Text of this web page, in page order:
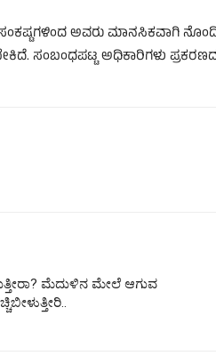
ಅವರು ಮಾನಸಿಕವಾಗಿ
ಸಂಬಂಧಪಟ್ಟ ಅಧಿಕಾರಿಗಳು ಪ್ರಕರಣದ
ಮೆದುಳಿನ ಮೇಲೆ ಆಗುವ